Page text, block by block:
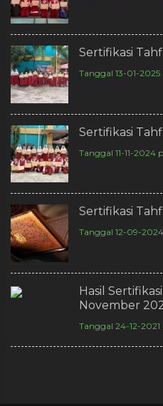
Sertifikasi
Tanggal 13-01-
Sertifikasi
Tanggal 11-11-
Sertifikasi
Tanggal 12-09-
Hasil
November
Tanggal 24-12-2021